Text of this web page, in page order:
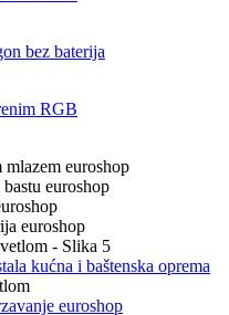
kućna i baštenska oprema